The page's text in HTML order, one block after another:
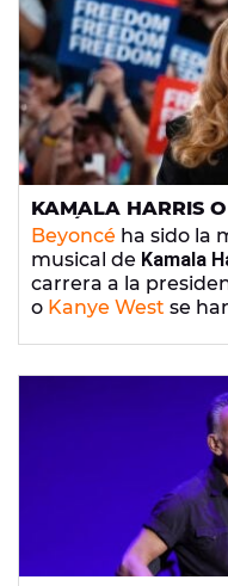
KAMALA HARRIS
QUIÉN VOTAN LAS
LA MÚSICA
Beyoncé ha sido la
musical de Kamala
carrera a la
o Kanye West se
más los artistas
campaña pidiendo
preferido, aunque
que al final se han